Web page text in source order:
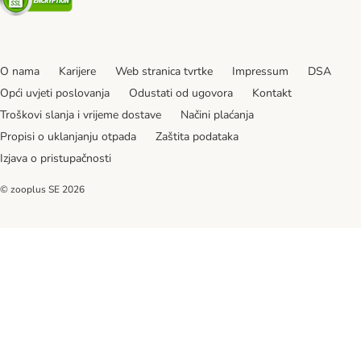
O nama Karijere Web stranica tvrtke Impressum
DSA
Opći uvjeti poslovanja
Odustati od ugovora
Kontakt
Troškovi slanja i vrijeme dostave
Načini plaćanja
Propisi o uklanjanju otpada
Zaštita podataka
Izjava o pristupačnosti
© zooplus SE 2026